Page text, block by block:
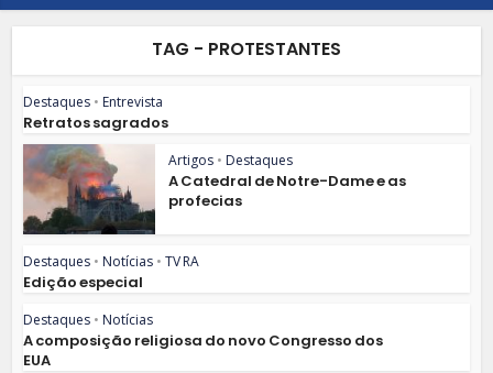
TAG - PROTESTANTES
Destaques • Entrevista
Retratos sagrados
Artigos • Destaques
A Catedral de Notre-Dame e as
profecias
Destaques • Notícias • TV RA
Edição especial
Destaques • Notícias
A composição religiosa do novo Congresso dos
EUA